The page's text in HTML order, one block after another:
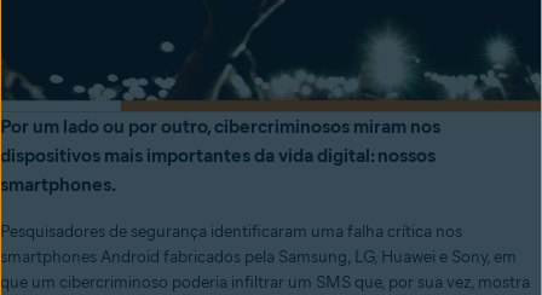
Por um lado ou por outro, cibercriminosos miram nos
dispositivos mais importantes da vida digital: nossos
smartphones.
Pesquisadores de segurança identificaram uma falha crítica nos
smartphones Android fabricados pela Samsung, LG, Huawei e Sony, em
que um cibercriminoso poderia infiltrar um SMS que, por sua vez, mostra